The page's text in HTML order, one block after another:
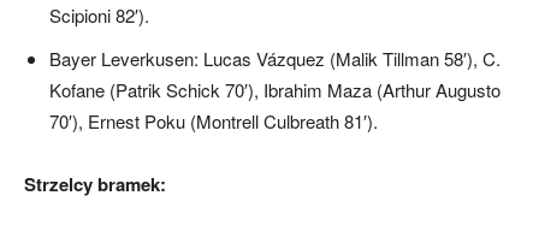
Scipioni 82′).
Bayer Leverkusen: Lucas Vázquez (Malik Tillman 58′), C.
Kofane (Patrik Schick 70′), Ibrahim Maza (Arthur Augusto
70′), Ernest Poku (Montrell Culbreath 81′).
Strzelcy bramek: